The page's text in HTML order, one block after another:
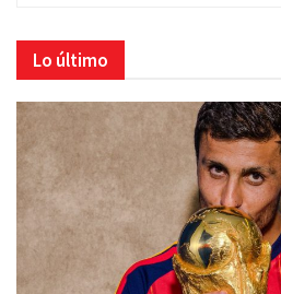
Lo último